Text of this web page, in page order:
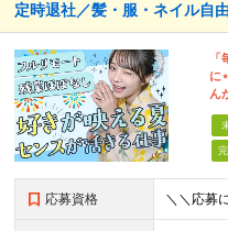
定時退社／髪・服・ネイル自
に
ん
応募資格